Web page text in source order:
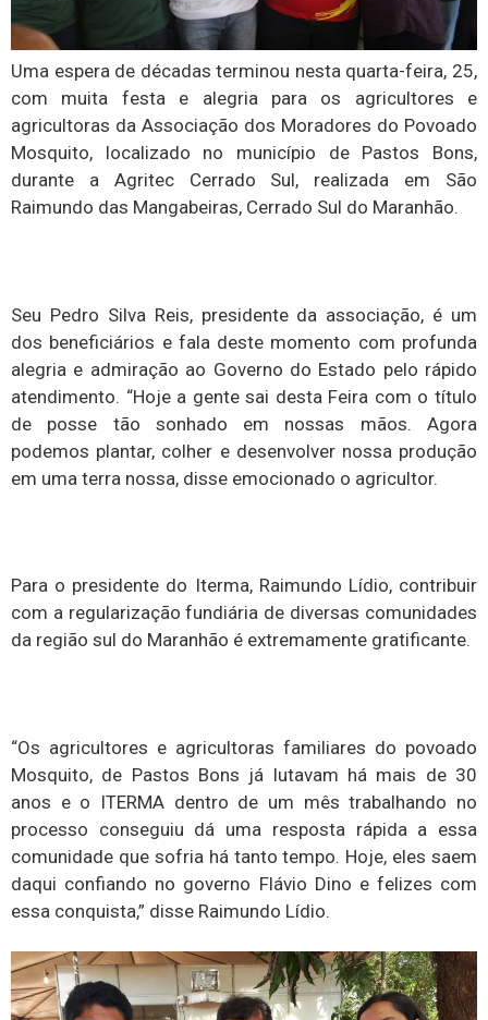
Uma espera de décadas terminou nesta quarta-feira, 25,
com muita festa e alegria para os agricultores e
agricultoras da Associação dos Moradores do Povoado
Mosquito, localizado no município de Pastos Bons,
durante a Agritec Cerrado Sul, realizada em São
Raimundo das Mangabeiras, Cerrado Sul do Maranhão.
Seu Pedro Silva Reis, presidente da associação, é um
dos beneficiários e fala deste momento com profunda
alegria e admiração ao Governo do Estado pelo rápido
atendimento. “Hoje a gente sai desta Feira com o título
de posse tão sonhado em nossas mãos. Agora
podemos plantar, colher e desenvolver nossa produção
em uma terra nossa, disse emocionado o agricultor.
Para o presidente do Iterma, Raimundo Lídio, contribuir
com a regularização fundiária de diversas comunidades
da região sul do Maranhão é extremamente gratificante.
“Os agricultores e agricultoras familiares do povoado
Mosquito, de Pastos Bons já lutavam há mais de 30
anos e o ITERMA dentro de um mês trabalhando no
processo conseguiu dá uma resposta rápida a essa
comunidade que sofria há tanto tempo. Hoje, eles saem
daqui confiando no governo Flávio Dino e felizes com
essa conquista,” disse Raimundo Lídio.